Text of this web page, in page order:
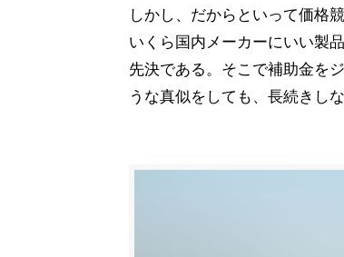
しかし、だからといって価格
いくら国内メーカーにいい製
先決である。そこで補助金を
うな真似をしても、長続きしな